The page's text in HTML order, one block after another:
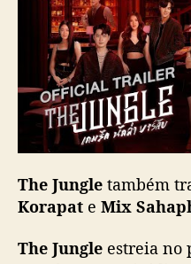
The Jungle também
Korapat e Mix
The Jungle estreia no